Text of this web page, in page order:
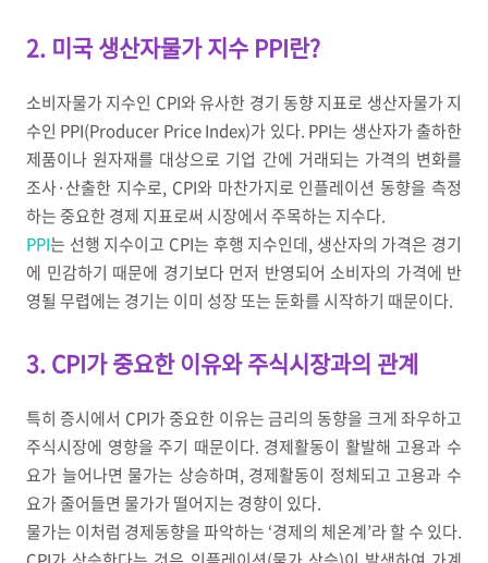
2. 미국 생산자물가 지수 PPI란?
소비자물가 지수인 CPI와 유사한 경기 동향 지표로 생산자물가 지
수인 PPI(Producer Price Index)가 있다. PPI는 생산자가 출하한
제품이나 원자재를 대상으로 기업 간에 거래되는 가격의 변화를
조사·산출한 지수로, CPI와 마찬가지로 인플레이션 동향을 측정
하는 중요한 경제 지표로써 시장에서 주목하는 지수다.
PPI는 선행 지수이고 CPI는 후행 지수인데, 생산자의 가격은 경기
에 민감하기 때문에 경기보다 먼저 반영되어 소비자의 가격에 반
영될 무렵에는 경기는 이미 성장 또는 둔화를 시작하기 때문이다.
3. CPI가 중요한 이유와 주식시장과의 관계
특히 증시에서 CPI가 중요한 이유는 금리의 동향을 크게 좌우하고
주식시장에 영향을 주기 때문이다. 경제활동이 활발해 고용과 수
요가 늘어나면 물가는 상승하며, 경제활동이 정체되고 고용과 수
요가 줄어들면 물가가 떨어지는 경향이 있다.
물가는 이처럼 경제동향을 파악하는 ‘경제의 체온계’라 할 수 있다.